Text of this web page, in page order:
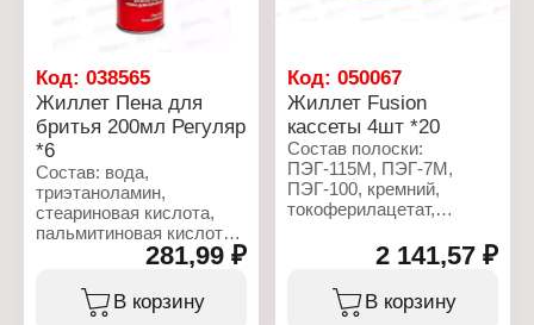
Код: 038565
Жиллет Пена для
бритья 200мл Регуляр
*6
Состав: вода,
триэтаноламин,
стеариновая кислота,
пальмитиновая кислота,
изобутан, лаурет-23,
лаурилсульфат натрия,
парфюмерная
композиция, пропан.
281,99 ₽
В корзину
Код:050067
Жиллет Fusion
кассеты 4шт *20
Состав полоски:
ПЭГ-115М, ПЭГ-7М,
ПЭГ-100, кремний,
токоферилацетат,
трис(ди-трет-
бутил)фосфит, сок
2 141,57 ₽
В корзину